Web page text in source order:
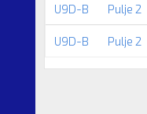
U9D-B Pulje 2
U9D-B Pulje 2